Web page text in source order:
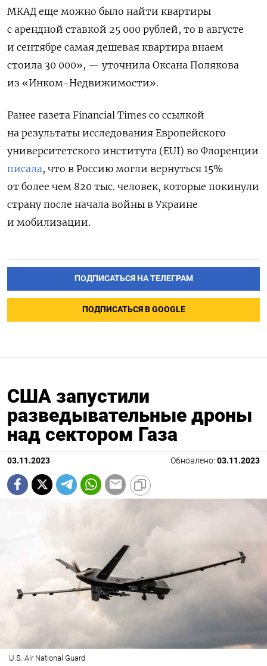
МКАД еще можно было найти квартиры
с арендной ставкой 25 000 рублей, то в августе
и сентябре самая дешевая квартира внаем
стоила 30 000», — уточнила Оксана Полякова
из «Инком-Недвижимости».
Ранее газета Financial Times со ссылкой
на результаты исследования Европейского
университетского института (EUI) во Флоренции
писала, что в Россию могли вернуться 15%
от более чем 820 тыс. человек, которые покинули
страну после начала войны в Украине
и мобилизации.
ПОДПИСАТЬСЯ НА ТЕЛЕГРАМ
ПОДПИСАТЬСЯ В GOOGLE
США запустили
разведывательные дроны
над сектором Газа
03.11.2023 Обновлено: 03.11.2023
U.S. Air National Guard